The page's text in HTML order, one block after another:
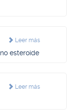
Leer más
esteroide
Leer más